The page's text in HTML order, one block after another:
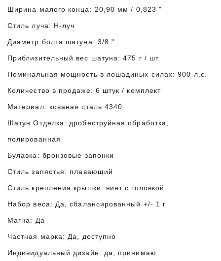
Ширина малого конца: 20,90 мм / 0,823 "
Стиль луча: H-луч
Диаметр болта шатуна: 3/8 "
Приблизительный вес шатуна: 475 г / шт
Номинальная мощность в лошадиных силах: 900 л.с.
Количество в продаже: 6 штук / комплект
Материал: кованая сталь 4340
Шатун Отделка: дробеструйная обработка,
полированная
Булавка: бронзовые запонки
Стиль запястья: плавающий
Стиль крепления крышки: винт с головкой
Набор веса: Да, сбалансированный +/- 1 г
Магна: Да
Частная марка: Да, доступно
Индивидуальный дизайн: да, принимаю